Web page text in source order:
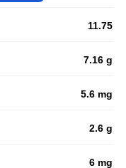
11.75
7.16 g
5.6 mg
2.6 g
6 mg